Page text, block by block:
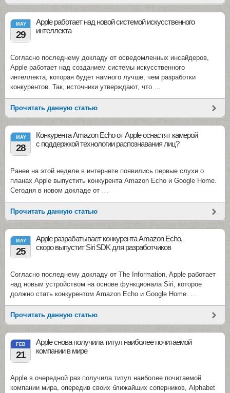
MAY
29
Apple работает над новой системой искусственного
интеллекта
Согласно последнему докладу от осведомленных инсайдеров,
Apple работает над созданием системы искусственного
интеллекта, которая будет намного лучше, чем разработки
конкурентов. Так, источники утверждают, что …
Прочитать данную статью
MAY
28
Конкурента Amazon Echo от Apple оснастят камерой
с поддержкой технологии распознавания лиц?
Ранее на этой неделе в интернете появились первые слухи о
планах Apple выпустить конкурента Amazon Echo и Google Home.
Сегодня в новом докладе от …
Прочитать данную статью
MAY
25
Apple разрабатывает конкурента Amazon Echo,
скоро выпустит Siri SDK для разработчиков
Согласно последнему докладу от The Information, Apple работает
над новым устройством на основе функционала Siri, которое
должно стать конкурентом Amazon Echo и Google Home. …
Прочитать данную статью
FEB
21
Apple снова получила титул наиболее почитаемой
компании в мире
Apple в очередной раз получила титул наиболее почитаемой
компании мира, опередив своих ближайших соперников, Alphabet